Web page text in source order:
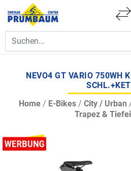
NEVO4 GT VARIO 750WH
Home/ E-Bikes/ City / Urban
Trapez &